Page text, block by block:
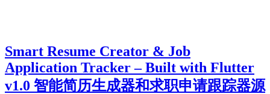
Smart Resume Creator & Job
Application Tracker – Built with Flutter
v1.0 智能简历生成器和求职申请跟踪器源